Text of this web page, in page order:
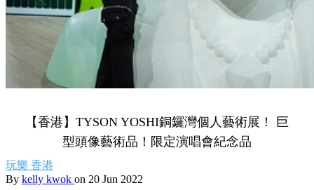
【香港】TYSON YOSHI銅鑼灣個人藝術展！ 巨
型頭像藝術品！限定演唱會紀念品
玩樂 香港
By kelly kwok on 20 Jun 2022